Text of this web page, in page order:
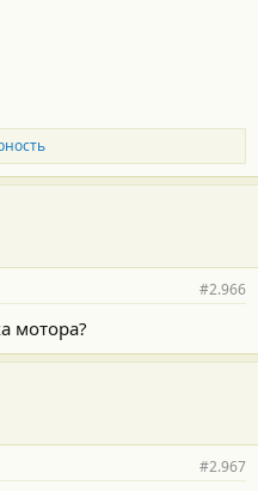
#2.966
мотора?
#2.967